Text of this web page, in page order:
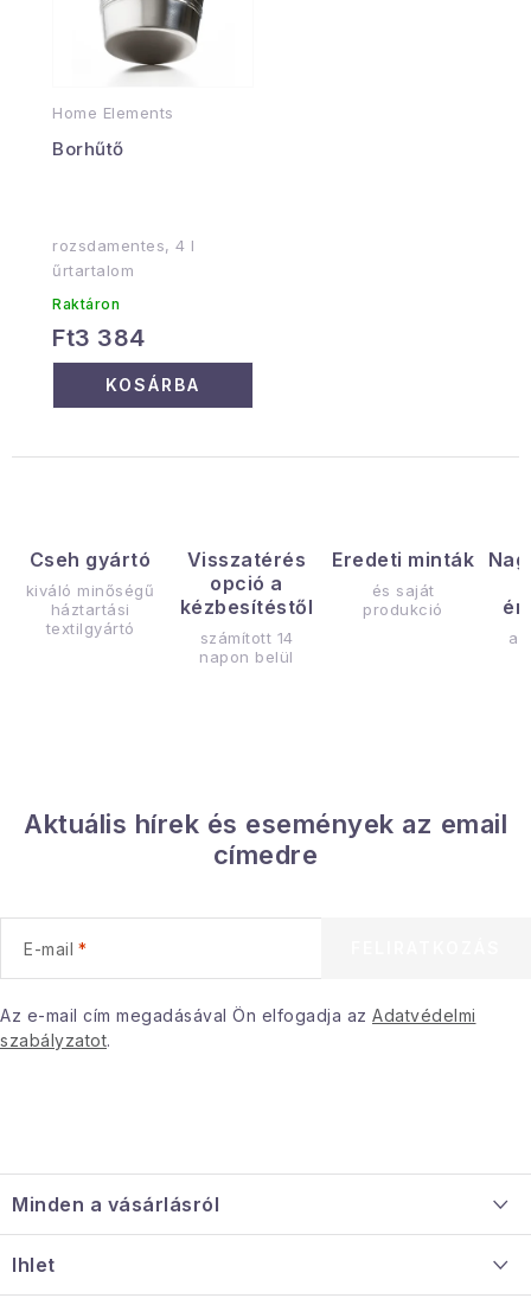
Cseh gyártó
kiváló minőségű
háztartási
textilgyártó
Visszatérés
opció a
kézbesítéstől
számított 14
napon belül
Eredeti minták
és saját
produkció
Home Elements
Borhűtő
rozsdamentes, 4 l
űrtartalom
Raktáron
Ft3 384
KOSÁRBA
Aktuális hírek és események az email
címedre
E-mail
Az e-mail cím megadásával Ön elfogadja az Adatvédelmi
szabályzatot.
á
b
é
Minden a vásárlásról
Információ a mellékletről
Ihlet